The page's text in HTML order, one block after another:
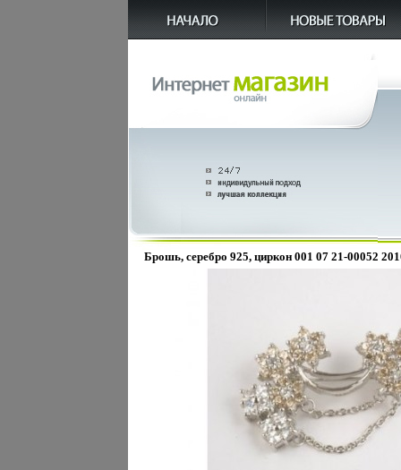
Брошь, серебро 925, циркон 001 07 21-00052